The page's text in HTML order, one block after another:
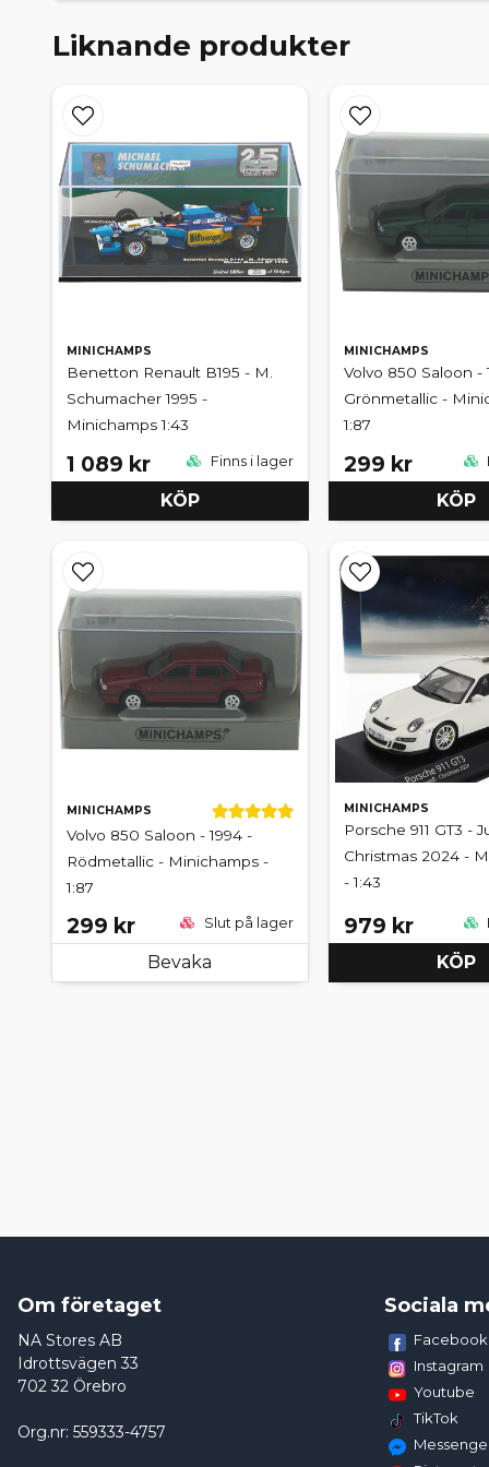
Liknande produkter
MINICHAMPS
Benetton Renault B195 - M.
Schumacher 1995 -
Minichamps 1:43
1 089 kr Finns i lager
KÖP
MINICHAMPS
Volvo 850 Saloon -
Grönmetallic -
1:87
299 kr
KÖP
MINICHAMPS
Volvo 850 Saloon - 1994 -
Rödmetallic - Minichamps -
1:87
299 kr Slut på lager
Bevaka
MINICHAMPS
Porsche 911 GT3 -
Christmas 2024 -
- 1:43
979 kr
KÖP
Om företaget
NA Stores AB
Idrottsvägen 33
702 32 Örebro
Org.nr: 559333-4757
Sociala
Facebook
Instagram
Youtube
TikTok